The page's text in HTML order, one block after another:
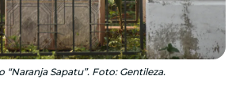
Sapatu”. Foto: Gentileza.